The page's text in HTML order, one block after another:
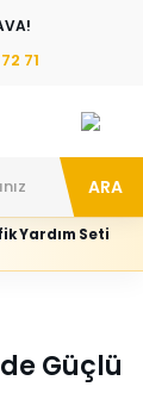
71
ARA
Yardım Seti
Güçlü